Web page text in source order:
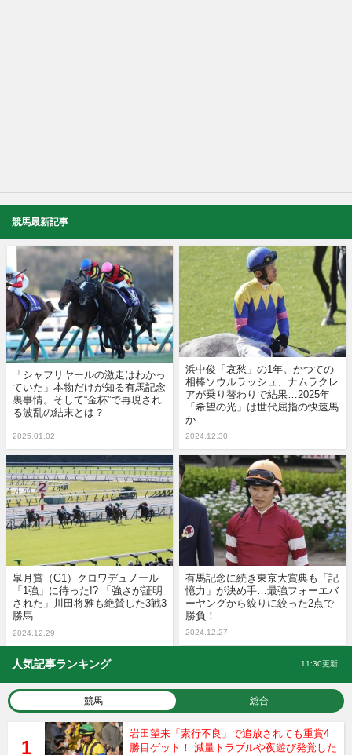
競馬最新記事
「シャフリヤールの激走はわかっ
ていた」本物だけが知る有馬記念
裏事情。そして“金杯”で再現され
る波乱の結末とは？
2025.01.02
浜中俊「哀愁」の1年。かつての
相棒ソウルラッシュ、ナムラクレ
アが乗り替わりで結果…2025年
「希望の光」は世代屈指の快速馬
か
2024.12.30
皐月賞（G1）クロワデュノール
「1強」に待った!? 「強さが証明
された」川田将雅も絶賛した3戦3
勝馬
2024.12.29
有馬記念に続き東京大賞典も「記
憶力」が決め手…最強フォーエバ
ーヤングから絞りに絞った2点で
勝負！
2024.12.27
人気記事ランキング 11:30更新
競馬 総合
岩田望来「素行不良」で追放されても重賞4
勝目ゲット！ 減量トラブルや夜遊び発覚した